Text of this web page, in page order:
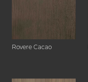
Rovere Cacao